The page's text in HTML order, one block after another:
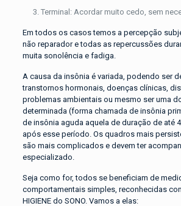
Terminal: Acordar muito cedo, sem
Em todos os casos temos a percepção
não reparador e todas as repercussões
muita sonolência e fadiga.
A causa da insônia é variada, podendo ser
transtornos hormonais, doenças clínicas,
problemas ambientais ou mesmo ser uma
determinada (forma chamada de insônia
de insônia aguda aquela de duração de até
após esse período. Os quadros mais
são mais complicados e devem ter
especializado.
Seja como for, todos se beneficiam de
comportamentais simples, reconhecidas
HIGIENE do SONO. Vamos a elas: